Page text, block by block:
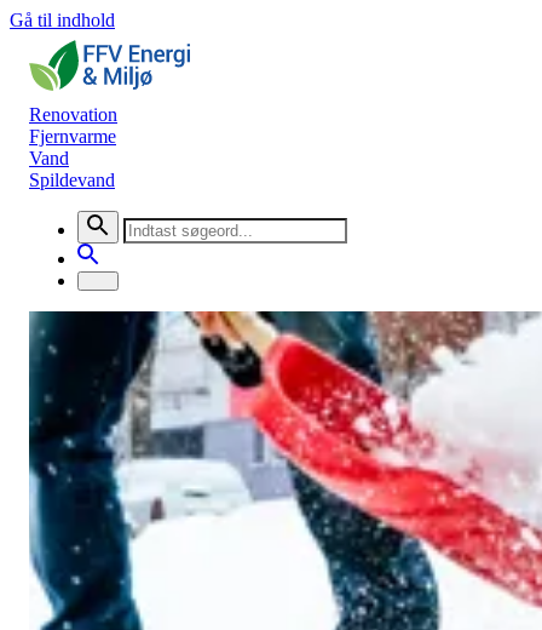
Gå til indhold
Renovation
Fjernvarme
Vand
Spildevand
Hjælp din skraldemand i vintervejret
Renovation
30. november 2021
Vintervejret banker for alvor på døren nu. Der varsles koldere
temperaturer og sne her i den første uge af december. Det betyder
udfordringer for vores skraldemænd, som risikerer at køre fast eller
glide på glatte fortove og indkørsler. FFV Renovation opfordrer til,
at man sikrer sig, at fortov, indkørsel og vej er ryddet for sne og
saltet eller gruset.